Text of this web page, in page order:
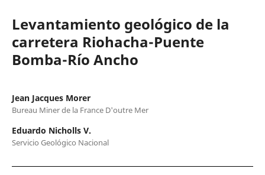
Levantamiento geológico de la
carretera Riohacha-Puente
Bomba-Río Ancho
Jean Jacques Morer
Bureau Miner de la France D'outre Mer
Eduardo Nicholls V.
Servicio Geológico Nacional